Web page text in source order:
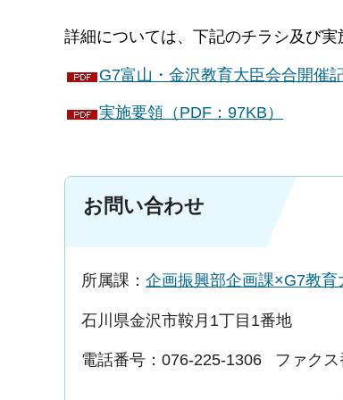
詳細については、下記のチラシ及び実
G7富山・金沢教育大臣会合開催
実施要領（PDF：97KB）
お問い合わせ
所属課： 企画振興部企画課×G7教育
石川県金沢市鞍月1丁目1番地
電話番号：076-225-1306 ファク